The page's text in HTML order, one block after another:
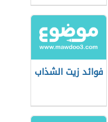
فوائد زيت الشذاب